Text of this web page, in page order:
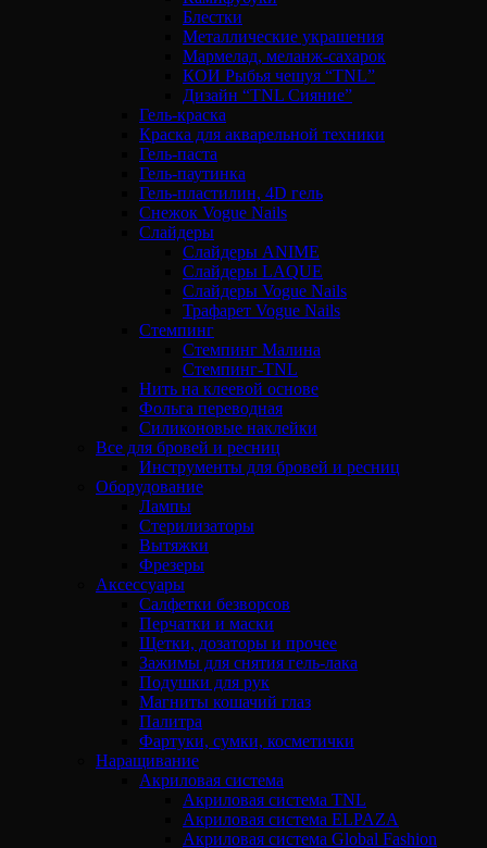
Блестки
Металлические украшения
Мармелад, меланж-сахарок
КОИ Рыбья чешуя “TNL”
Дизайн “TNL Сияние”
Гель-краска
Краска для акварельной техники
Гель-паста
Гель-паутинка
Гель-пластилин, 4D гель
Снежок Vogue Nails
Слайдеры
Слайдеры ANIME
Слайдеры LAQUE
Слайдеры Vogue Nails
Трафарет Vogue Nails
Стемпинг
Стемпинг Малина
Стемпинг-TNL
Нить на клеевой основе
Фольга переводная
Силиконовые наклейки
Все для бровей и ресниц
Инструменты для бровей и ресниц
Оборудование
Лампы
Стерилизаторы
Вытяжки
Фрезеры
Аксессуары
Салфетки безворсов
Перчатки и маски
Щетки, дозаторы и прочее
Зажимы для снятия гель-лака
Подушки для рук
Магниты кошачий глаз
Палитра
Фартуки, сумки, косметички
Наращивание
Акриловая система
Акриловая система TNL
Акриловая система ELPAZA
Акриловая система Global Fashion